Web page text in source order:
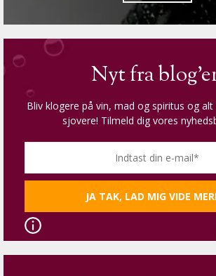
Nyt fra
Bliv klogere på vin, mad og spiritus og
sjovere! Tilmeld dig vores